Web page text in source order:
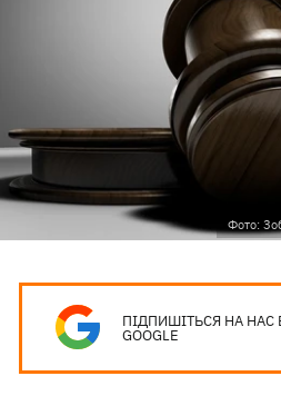
Фото:
ПІДПИШІТЬСЯ НА НАС
GOOGLE